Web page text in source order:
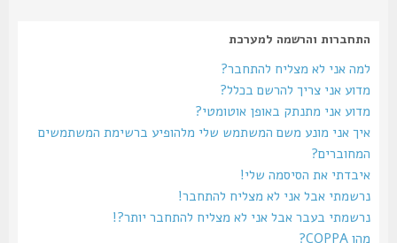
התחברות והרשמה למערכת
למה אני לא מצליח להתחבר?
מדוע אני צריך להרשם בכלל?
מדוע אני מתנתק באופן אוטומטי?
איך אני מונע משם המשתמש שלי מלהופיע ברשימת המשתמשים
המחוברים?
איבדתי את הסיסמה שלי!
נרשמתי אבל אני לא מצליח להתחבר!
נרשמתי בעבר אבל אני לא מצליח להתחבר יותר?!